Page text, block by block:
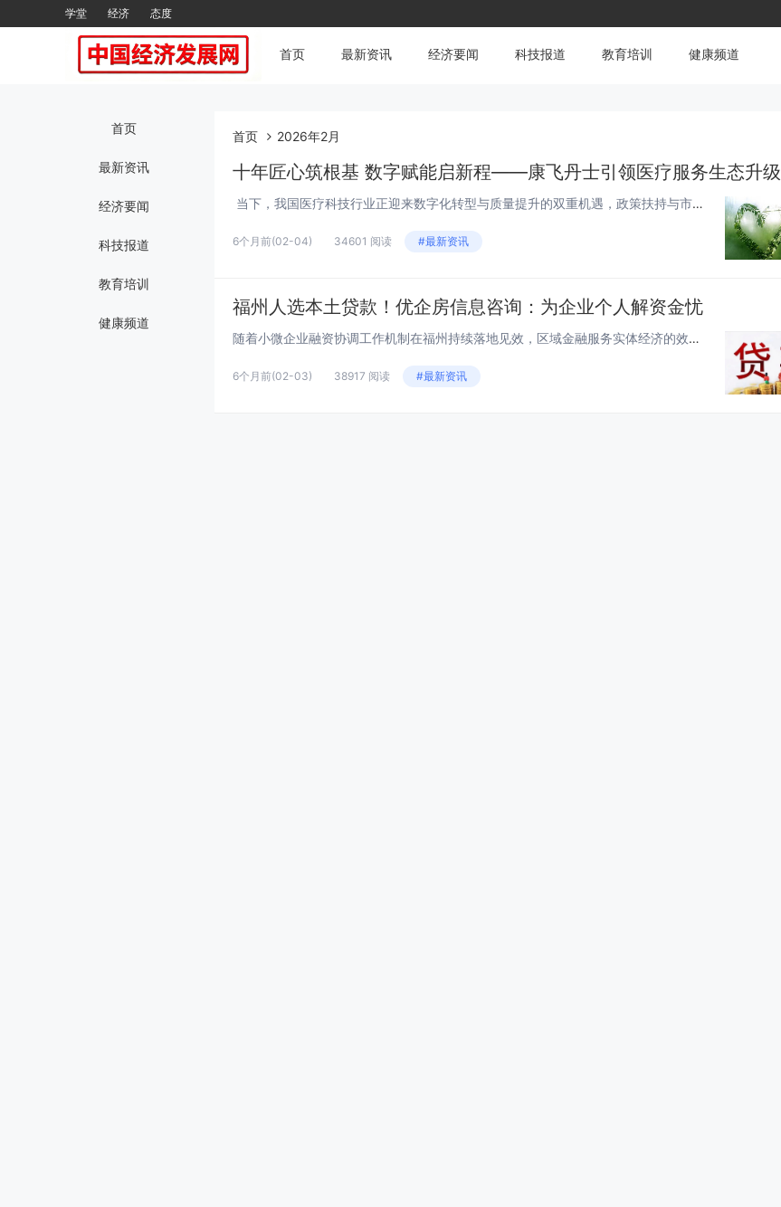
学堂 经济 态度
首页 最新资讯 经济要闻 科技报道 教育培训 健康频道
首页
最新资讯
经济要闻
科技报道
教育培训
健康频道
首页 2026年2月
十年匠心筑根基 数字赋能启新程——康飞丹士引领医疗服务生态升级
当下，我国医疗科技行业正迎来数字化转型与质量提升的双重机遇，政策扶持与市场需求同频共振，推动本土医疗服务企业向专业化、全链化、智能化方向迭代。北京康飞丹士科技发展有限公司（以下简称“康飞丹士”）自2016年5月创立以来，始终坚守...
6个月前(02-04) 34601 阅读 #最新资讯
福州人选本土贷款！优企房信息咨询：为企业个人解资金忧
随着小微企业融资协调工作机制在福州持续落地见效，区域金融服务实体经济的效能不断提升。截至2025年末，福州通过该机制已推动银行机构为14万家经营主体授信超2400亿元，发放贷款超2200亿元，平均利率低于全国0.3个百分点，首次贷款金额位列...
6个月前(02-03) 38917 阅读 #最新资讯